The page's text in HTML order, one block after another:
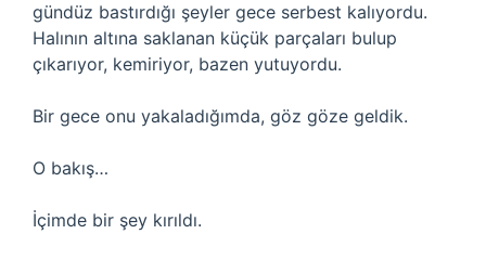
gündüz bastırdığı şeyler gece serbest kalıyordu.
Halının altına saklanan küçük parçaları bulup
çıkarıyor, kemiriyor, bazen yutuyordu.
Bir gece onu yakaladığımda, göz göze geldik.
O bakış…
İçimde bir şey kırıldı.